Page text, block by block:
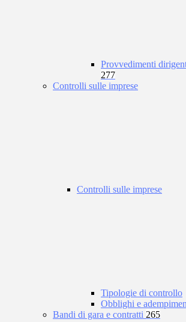
Provvedimenti
277
Controlli sulle imprese
Controlli sulle imprese
Tipologie di controllo
Obblighi e
Bandi di gara e contratti 265